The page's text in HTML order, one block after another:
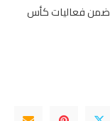
ضمن فعاليات كأس